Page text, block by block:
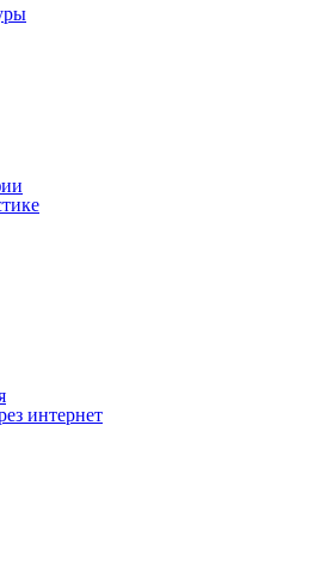
интернет